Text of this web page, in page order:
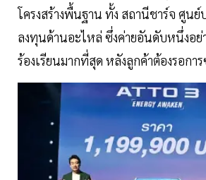
โครงสร้างพื้นฐาน ทั้ง สถานีชาร์จ ศูนย์
ลงทุนด้านอะไหล่ ซึ่งค่ายอันดับหนึ่งอย่
ร้องเรียนมากที่สุด หลังลูกค้าต้องรอกา